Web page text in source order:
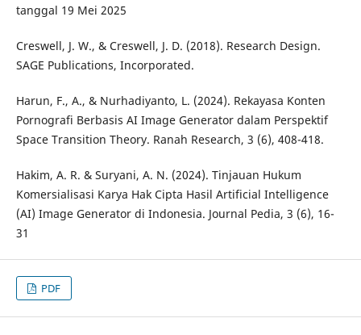
tanggal 19 Mei 2025
Creswell, J. W., & Creswell, J. D. (2018). Research Design.
SAGE Publications, Incorporated.
Harun, F., A., & Nurhadiyanto, L. (2024). Rekayasa Konten
Pornografi Berbasis AI Image Generator dalam Perspektif
Space Transition Theory. Ranah Research, 3 (6), 408-418.
Hakim, A. R. & Suryani, A. N. (2024). Tinjauan Hukum
Komersialisasi Karya Hak Cipta Hasil Artificial Intelligence
(AI) Image Generator di Indonesia. Journal Pedia, 3 (6), 16-
31
PDF